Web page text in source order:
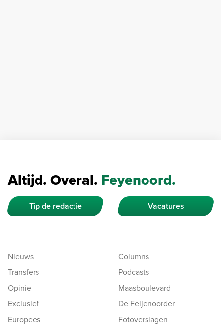
Altijd. Overal. Feyenoord.
Tip de redactie Vacatures
Nieuws
Transfers
Opinie
Exclusief
Europees
Columns
Podcasts
Maasboulevard
De Feijenoorder
Fotoverslagen